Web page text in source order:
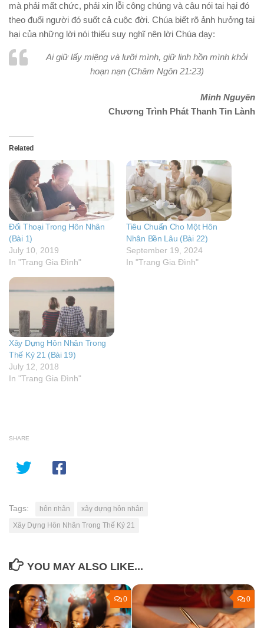
mà phải mất chức, phải xin lỗi công chúng và câu nói tai hại đó
theo đuổi người đó suốt cả cuộc đời. Chúa biết rõ ảnh hưởng tai
hại của những lời nói thiếu suy nghĩ nên lời Chúa dạy:
Ai giữ lấy miệng và lưỡi mình, giữ linh hồn mình khỏi
hoạn nạn (Châm Ngôn 21:23)
Minh Nguyên
Chương Trình Phát Thanh Tin Lành
Related
Đối Thoại Trong Hôn Nhân
(Bài 1)
July 10, 2019
In "Trang Gia Đình"
Tiêu Chuẩn Cho Một Hôn
Nhân Bền Lâu (Bài 22)
September 19, 2024
In "Trang Gia Đình"
Xây Dựng Hôn Nhân Trong
Thế Kỷ 21 (Bài 19)
July 12, 2018
In "Trang Gia Đình"
SHARE
Tags: hôn nhân
xây dựng hôn nhân
Xây Dựng Hôn Nhân Trong Thế Kỷ 21
YOU MAY ALSO LIKE...
0 0